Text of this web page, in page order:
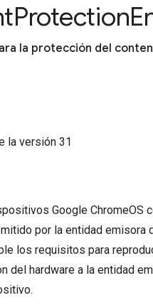
Protection
la protección del
la versión 31
Google ChromeOS
por la entidad emisora
los requisitos para
del hardware a la entidad